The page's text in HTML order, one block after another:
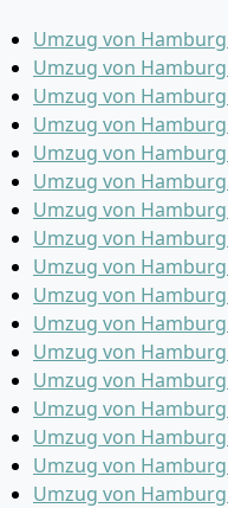
Umzug von
Umzug von
Umzug von
Umzug von
Umzug von
Umzug von
Umzug von
Umzug von
Umzug von
Umzug von
Umzug von
Umzug von
Umzug von
Umzug von
Umzug von
Umzug von
Umzug von